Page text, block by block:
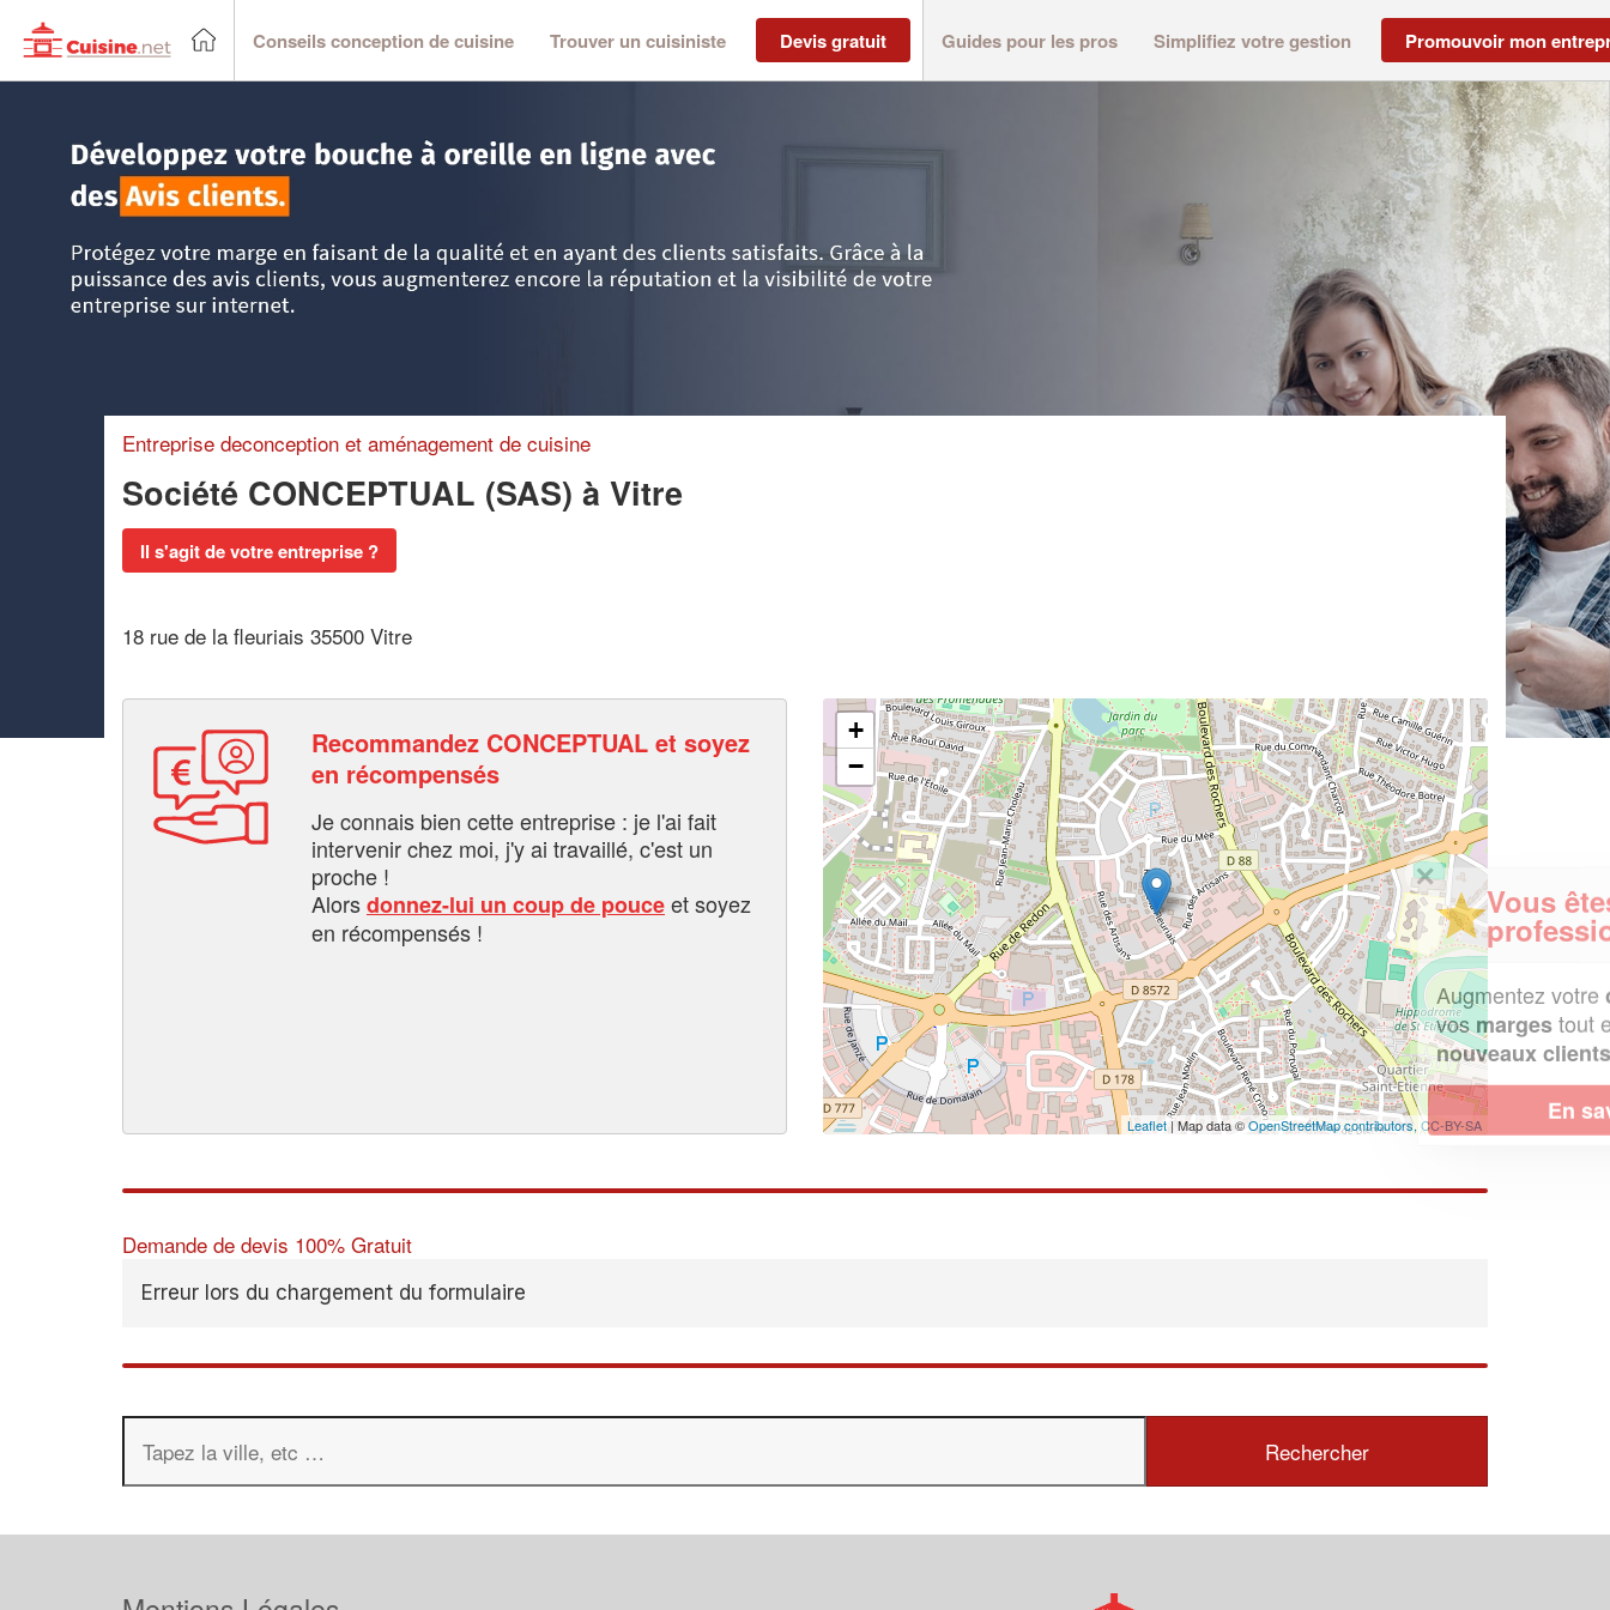
Conseils conception de cuisine Trouver un cuisiniste Devis gratuit Guides pour les pros Simplifiez votre gestion Promouvoir mon
Entreprise deconception et aménagement de cuisine
Société CONCEPTUAL (SAS) à Vitre
Il s'agit de votre entreprise ?
18 rue de la fleuriais 35500 Vitre
Recommandez CONCEPTUAL et soyez
en récompensés
Je connais bien cette entreprise : je l'ai fait
intervenir chez moi, j'y ai travaillé, c'est un
proche !
Alorsdonnez-lui un coup de pouceet soyez
en récompensés !
+
−
Leaflet| Map data ©OpenStreetMap contributors, CC-BY-SA
Demande de devis 100% Gratuit
Erreur lors du chargement du formulaire
✕
Vous êtes un
professionnel ?
Augmentez votre chiffre d'affaireset
vosmargestout en gagnant de
nouveaux clients!
En savoir plus